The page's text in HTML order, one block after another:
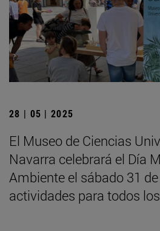
28 | 05 | 2025
El Museo de Ciencias
Navarra celebrará el Día
Ambiente el sábado 31
actividades para todos